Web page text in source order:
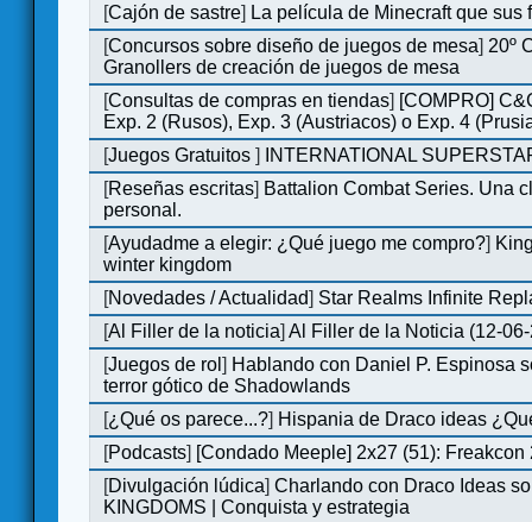
[Cajón de sastre] La película de Minecraft que sus
[Concursos sobre diseño de juegos de mesa] 20º
Granollers de creación de juegos de mesa
[Consultas de compras en tiendas] [COMPRO]
Exp. 2 (Rusos), Exp. 3 (Austriacos) o Exp. 4
[Juegos Gratuitos]
INTERNATIONAL
[Reseñas escritas] Battalion Combat Series. Una
personal.
[Ayudadme a elegir: ¿Qué juego me compro?]
winter kingdom
[Novedades / Actualidad] Star Realms Infinite
[Al Filler de la noticia]Al Filler de la Noticia (12-
[Juegos de rol] Hablando con Daniel P. Espinosa
terror gótico de Shadowlands
[¿Qué os parece...?] Hispania de Draco ideas
[Podcasts] [Condado Meeple] 2x27 (51): Freakcon
[Divulgación lúdica]Charlando con Draco Ideas
KINGDOMS | Conquista y estrategia